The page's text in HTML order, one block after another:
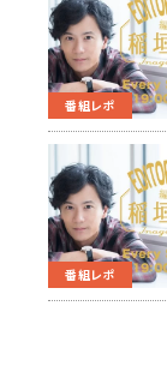
番組レポ
番組レポ